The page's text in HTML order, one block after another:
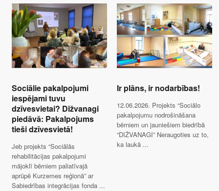
Sociālie pakalpojumi
iespējami tuvu
dzīvesvietai? Dižvanagi
piedāvā: Pakalpojums
tieši dzīvesvietā!
Jeb projekts “Sociālās
rehabilitācijas pakalpojumi
mājoklī bērniem paliatīvajā
aprūpē Kurzemes reģionā” ar
Sabiedrības integrācijas fonda ...
Ir plāns, ir nodarbības!
12.06.2026. Projekts “Sociālo
pakalpojumu nodrošināšana
bērniem un jauniešiem biedrībā
“DIŽVANAGI” Neraugoties uz to,
ka laukā ...